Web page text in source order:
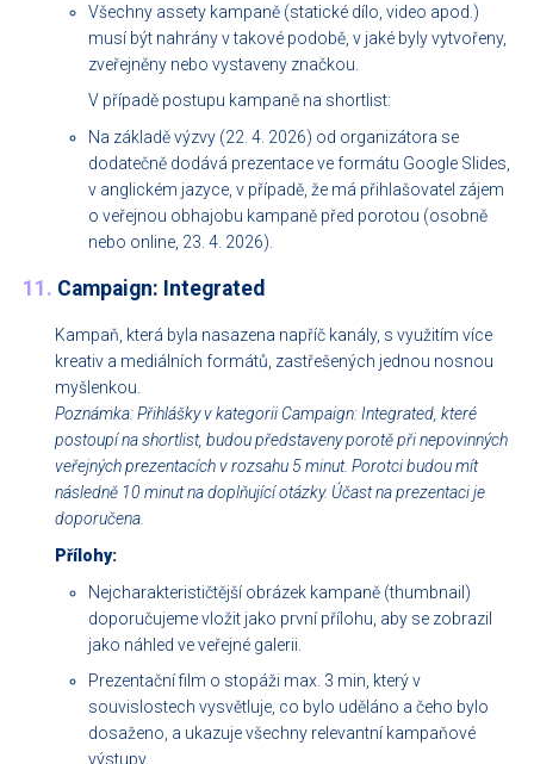
Všechny assety kampaně (statické dílo, video apod.)
musí být nahrány v takové podobě, v jaké byly vytvořeny,
zveřejněny nebo vystaveny značkou.
V případě postupu kampaně na shortlist:
Na základě výzvy (22. 4. 2026) od organizátora se
dodatečně dodává prezentace ve formátu Google Slides,
v anglickém jazyce, v případě, že má přihlašovatel zájem
o veřejnou obhajobu kampaně před porotou (osobně
nebo online, 23. 4. 2026).
11. Campaign: Integrated
Kampaň, která byla nasazena napříč kanály, s využitím více
kreativ a mediálních formátů, zastřešených jednou nosnou
myšlenkou.
Poznámka: Přihlášky v kategorii Campaign: Integrated, které
postoupí na shortlist, budou představeny porotě při nepovinných
veřejných prezentacích v rozsahu 5 minut. Porotci budou mít
následně 10 minut na doplňující otázky. Účast na prezentaci je
doporučena.
Přílohy:
Nejcharakterističtější obrázek kampaně (thumbnail)
doporučujeme vložit jako první přílohu, aby se zobrazil
jako náhled ve veřejné galerii.
Prezentační film o stopáži max. 3 min, který v
souvislostech vysvětluje, co bylo uděláno a čeho bylo
dosaženo, a ukazuje všechny relevantní kampaňové
výstupy.